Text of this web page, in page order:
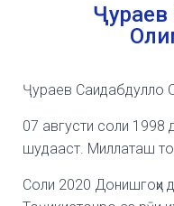
Ҷураев
Ҷураев Саидабдулло
07 августи соли 1998
шудааст. Миллаташ
Соли 2020 Донишгоҳи